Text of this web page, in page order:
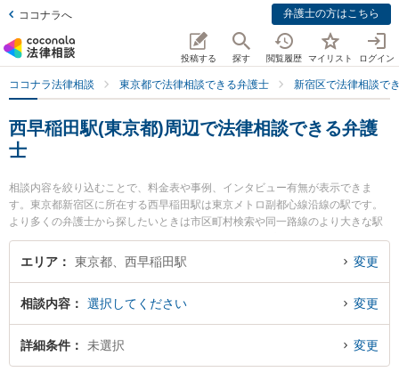
ココナラへ 弁護士の方はこちら
投稿する 探す 閲覧履歴 マイリスト ログイン
ココナラ法律相談 東京都で法律相談できる弁護士 新宿区で法律相談で
西早稲田駅(東京都)周辺で法律相談できる弁護
士
相談内容を絞り込むことで、料金表や事例、インタビュー有無が表示できま
す。東京都新宿区に所在する西早稲田駅は東京メトロ副都心線沿線の駅です。
より多くの弁護士から探したいときは市区町村検索や同一路線のより大きな駅
も追加選択して探すと良いでしょう。特に各弁護士のプロフィール情報や弁護
士費用、強みなどが注目されています。『国際離婚のトラブルを勤務先から通
無料で国際離婚を法律相談できる西早稲田駅付近の弁護士に面談予約したい』
などでお困りの相談者さんにおすすめです。
エリア 東京都、西早稲田駅 変更
相談内容 選択してください 変更
詳細条件 未選択 変更